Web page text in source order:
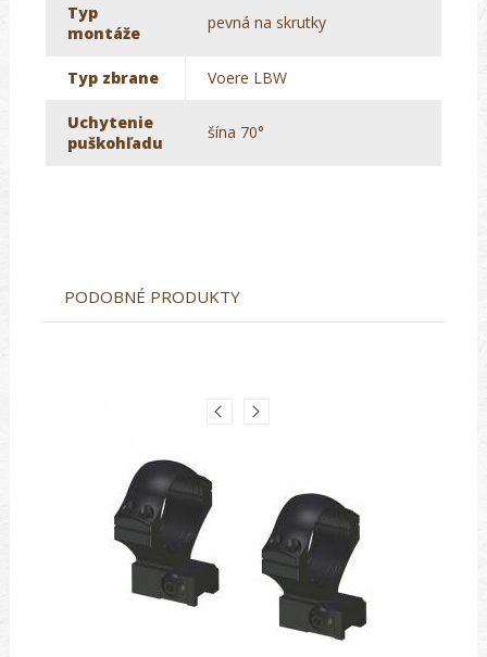
Typ
montáže
pevná na skrutky
Typ zbrane Voere LBW
Uchytenie
puškohľadu
šína 70°
PODOBNÉ PRODUKTY